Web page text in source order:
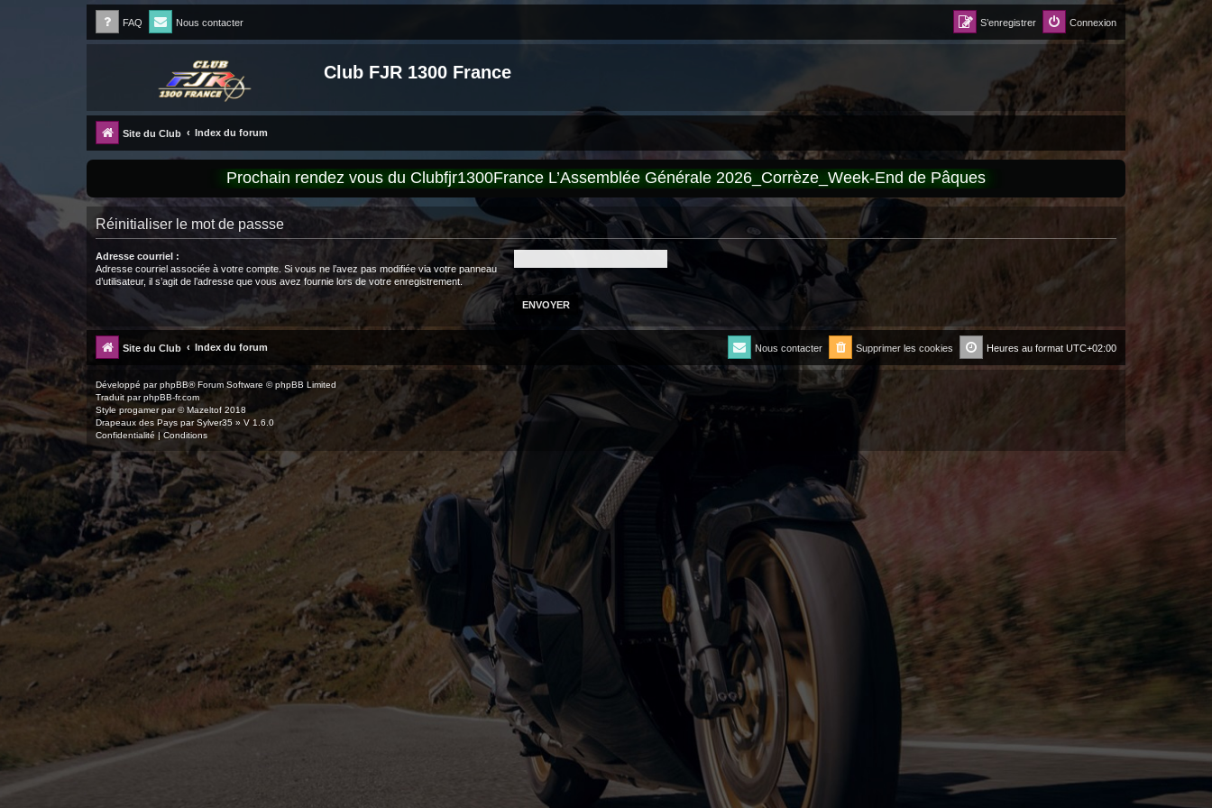
FAQ Nous contacter Connexion
S’enregistrer
Club FJR 1300 France
Site du Club Index du forum
Prochain rendez vous du Clubfjr1300France L’Assemblée Générale 2026_Corrèze_Week-End de Pâques
Réinitialiser le mot de passse
Adresse courriel :
Adresse courriel associée à votre compte. Si vous ne l’avez pas modifiée via votre panneau
d’utilisateur, il s’agit de l’adresse que vous avez fournie lors de votre enregistrement.
Site du Club Index du forum Heures au format UTC+02:00
Supprimer les cookies
Nous contacter
Développé parphpBB® Forum Software © phpBB Limited
Traduit parphpBB-fr.com
Style progamerpar ©Mazeltof 2018
Drapeaux des Pays par Sylver35 » V 1.6.0
Confidentialité |Conditions